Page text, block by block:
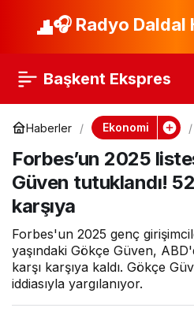
🎧 Radyo Daldal
Başkent Ekspres
Haberler Ekonomi
Forbes’un 2025
Güven tutuklandı!
karşıya
Forbes'un 2025 genç
yaşındaki Gökçe Güven,
karşı karşıya kaldı. Gökçe
iddiasıyla yargılanıyor.
Hızlı yükselen altın
Görülmemiş düşüş:
İşte son rakamlar